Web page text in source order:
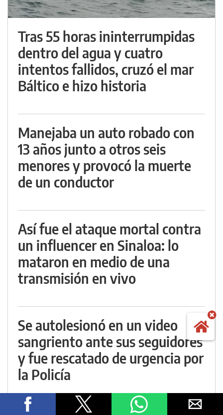
Tras 55 horas ininterrumpidas
dentro del agua y cuatro
intentos fallidos, cruzó el mar
Báltico e hizo historia
Manejaba un auto robado con
13 años junto a otros seis
menores y provocó la muerte
de un conductor
Así fue el ataque mortal contra
un influencer en Sinaloa: lo
mataron en medio de una
transmisión en vivo
Se autolesionó en un video
sangriento ante sus seguidores
y fue rescatado de urgencia por
la Policía